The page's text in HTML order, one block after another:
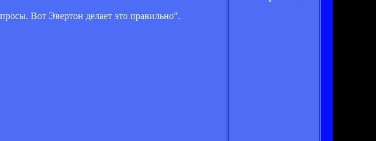
Вот Эвертон делает это правильно".